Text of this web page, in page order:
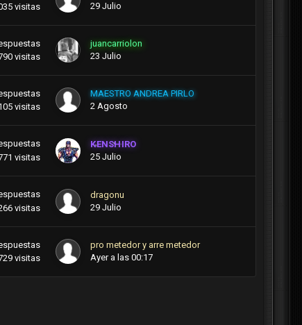
visitas
29 Julio
visitas
juancarriolon
23 Julio
visitas
MAESTRO ANDREA PIRLO
2 Agosto
visitas
KENSHIRO
25 Julio
visitas
dragonu
29 Julio
visitas
pro metedor y arre metedor
Ayer a las 00:17